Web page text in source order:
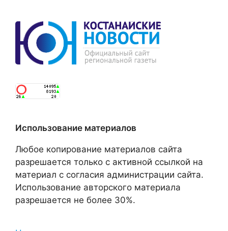
Использование материалов
Любое копирование материалов сайта
разрешается только с активной ссылкой на
материал с согласия администрации сайта.
Использование авторского материала
разрешается не более 30%.